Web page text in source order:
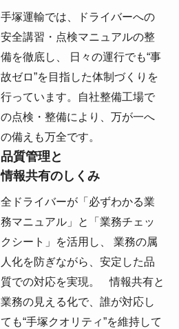
手塚運輸では、ドライバーへの
安全講習・点検マニュアルの整
備を徹底し、 日々の運行でも“事
故ゼロ”を目指した体制づくりを
行っています。自社整備工場で
の点検・整備により、万が一へ
の備えも万全です。
品質管理と
情報共有のしくみ
全ドライバーが「必ずわかる業
務マニュアル」と「業務チェッ
クシート」を活用し、 業務の属
人化を防ぎながら、安定した品
質での対応を実現。 情報共有と
業務の見える化で、誰が対応し
ても“手塚クオリティ”を維持して